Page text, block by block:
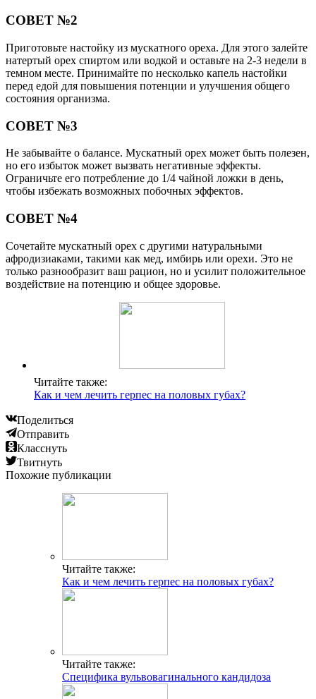
СОВЕТ №2
Приготовьте настойку из мускатного ореха. Для этого залейте
натертый орех спиртом или водкой и оставьте на 2-3 недели в
темном месте. Принимайте по несколько капель настойки
перед едой для повышения потенции и улучшения общего
состояния организма.
СОВЕТ №3
Не забывайте о балансе. Мускатный орех может быть полезен,
но его избыток может вызвать негативные эффекты.
Ограничьте его потребление до 1/4 чайной ложки в день,
чтобы избежать возможных побочных эффектов.
СОВЕТ №4
Сочетайте мускатный орех с другими натуральными
афродизиаками, такими как мед, имбирь или орехи. Это не
только разнообразит ваш рацион, но и усилит положительное
воздействие на потенцию и общее здоровье.
Читайте также:
Как и чем лечить герпес на половых губах?
Поделиться
Отправить
Класснуть
Твитнуть
Похожие публикации
Читайте также:
Как и чем лечить герпес на половых губах?
Читайте также:
Специфика вульвовагинального кандидоза